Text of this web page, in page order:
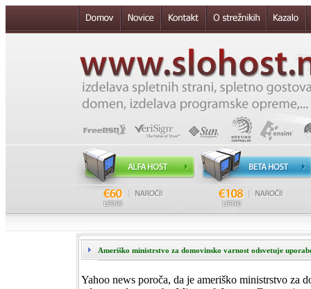
Ameriško ministrstvo za domovinsko varnost odsvetuje
Yahoo news poroča, da je ameriško ministrstvo za